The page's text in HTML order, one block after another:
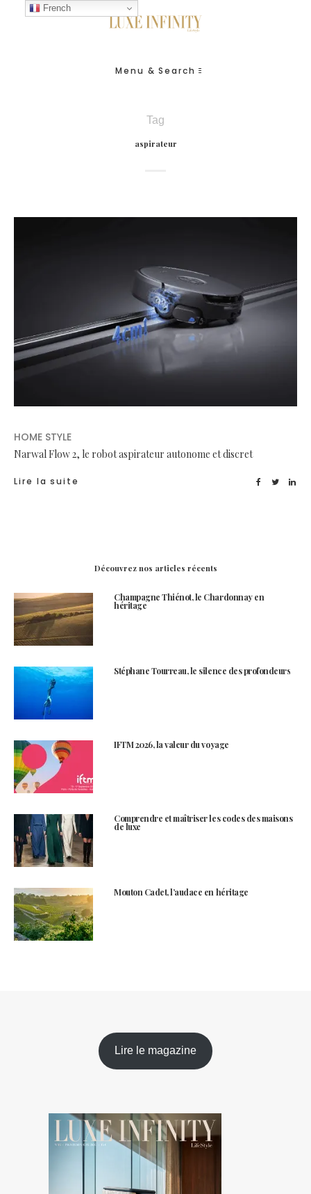
Menu & Search
Tag
aspirateur
HOME STYLE
Narwal Flow 2, le robot aspirateur autonome et discret
Lire la suite
Découvrez nos articles récents
Champagne Thiénot, le Chardonnay en
héritage
Stéphane Tourreau, le silence des profondeurs
IFTM 2026, la valeur du voyage
Comprendre et maîtriser les codes des maisons
de luxe
Mouton Cadet, l’audace en héritage
Lire le magazine
French